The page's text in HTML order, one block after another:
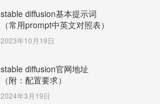
stable diffusion基本提示词
（常用prompt中英文对照表）
2023年10月19日
stable diffusion官网地址
（附：配置要求）
2024年3月19日